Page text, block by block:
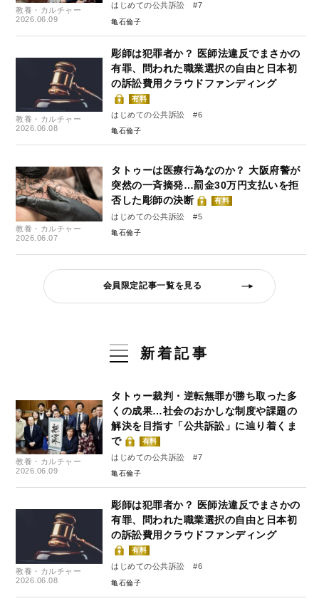
教養・カルチャー
2026.06.09
はじめての公共訴訟 #7
亀石倫子
教養・カルチャー
2026.06.08
彫師は犯罪者か？ 医師法違反でまさかの
有罪、問われた職業選択の自由と日本初
の訴訟費用クラウドファンディング
有料
はじめての公共訴訟 #6
亀石倫子
教養・カルチャー
2026.06.07
タトゥーは医療行為なのか？ 大阪府警が
突然の一斉摘発…罰金30万円支払いを拒
否した彫師の決断
有料
はじめての公共訴訟 #5
亀石倫子
会員限定記事一覧を見る
新着記事
教養・カルチャー
2026.06.09
タトゥー裁判・逆転無罪が勝ち取った多
くの成果…社会のおかしな制度や課題の
解決を目指す「公共訴訟」に辿り着くま
で
有料
はじめての公共訴訟 #7
亀石倫子
教養・カルチャー
2026.06.08
彫師は犯罪者か？ 医師法違反でまさかの
有罪、問われた職業選択の自由と日本初
の訴訟費用クラウドファンディング
有料
はじめての公共訴訟 #6
亀石倫子